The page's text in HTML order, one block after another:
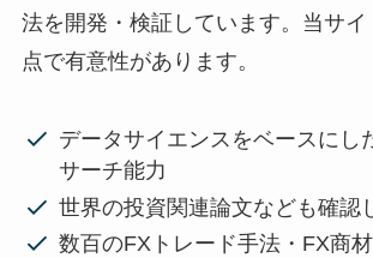
法を開発・検証しています。当サ
点で有意性があります。
データサイエンスをベースにし
サーチ能力
世界の投資関連論文なども確認
数百のFXトレード手法・FX商